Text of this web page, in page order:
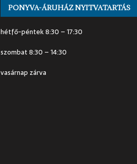
PONYVA-ÁRUHÁZ NYITVATARTÁS
hétfő-péntek 8:30 – 17:30
szombat 8:30 – 14:30
vasárnap zárva